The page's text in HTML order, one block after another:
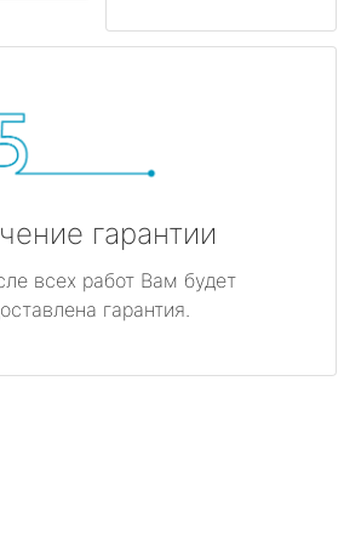
гарантии
всех работ Вам будет
гарантия.